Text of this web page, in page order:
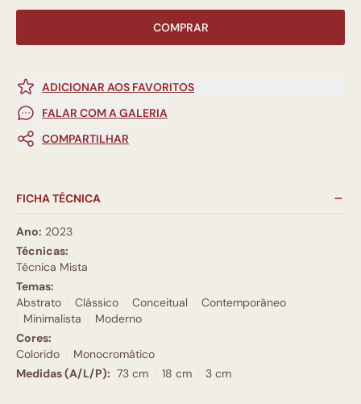
COMPRAR
ADICIONAR AOS FAVORITOS
FALAR COM A GALERIA
COMPARTILHAR
FICHA TÉCNICA
Ano: 2023
Técnicas:
Técnica Mista
Temas:
Abstrato
Clássico Conceitual
Contemporâneo
Minimalista
Moderno
Cores:
Colorido
Monocromático
Medidas (A/L/P): 73 cm 18 cm 3 cm